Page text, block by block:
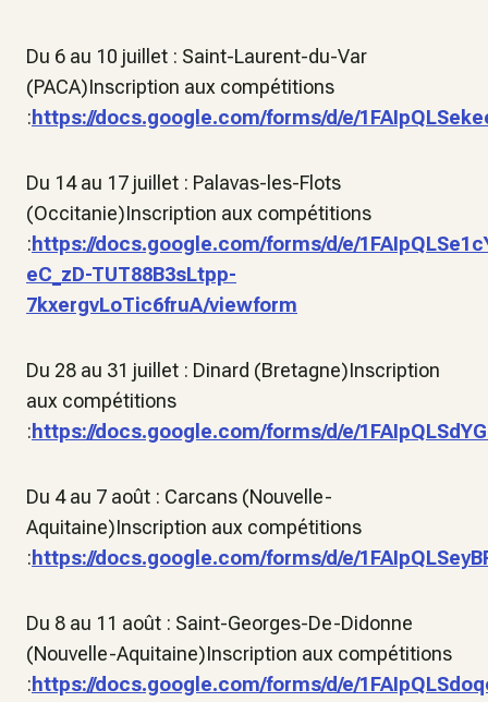
Du 6 au 10 juillet : Saint-Laurent-du-Var
(PACA)Inscription aux compétitions
:https://docs.google.com/forms/d/e/
Du 14 au 17 juillet : Palavas-les-Flots
(Occitanie)Inscription aux compétitions
:https://docs.google.com/forms/d/e/
eC_zD-TUT88B3sLtpp-
7kxergvLoTic6fruA/viewform
Du 28 au 31 juillet : Dinard (Bretagne)Inscription
aux compétitions
:https://docs.google.com/forms/d/e/
Du 4 au 7 août : Carcans (Nouvelle-
Aquitaine)Inscription aux compétitions
:https://docs.google.com/forms/d/e/
Du 8 au 11 août : Saint-Georges-De-Didonne
(Nouvelle-Aquitaine)Inscription aux compétitions
:https://docs.google.com/forms/d/e/